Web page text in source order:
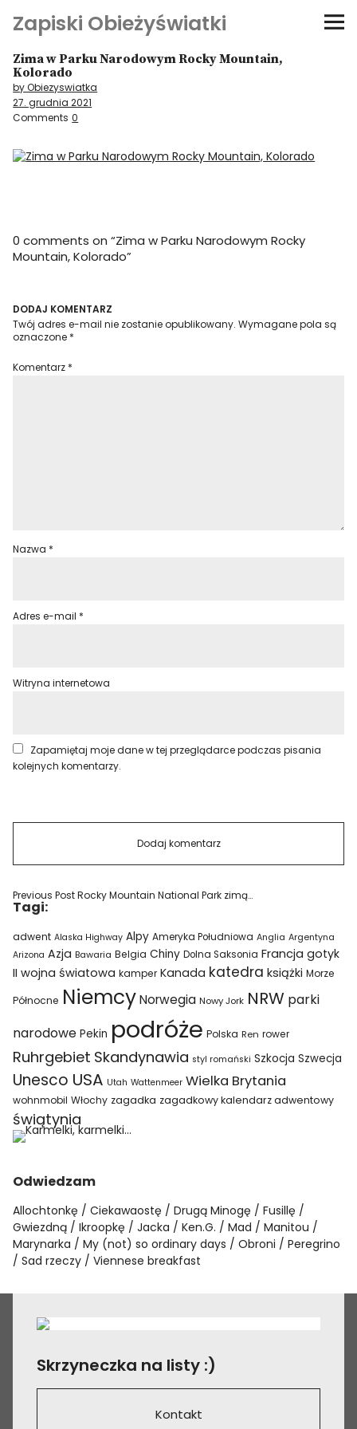
Zapiski Obieżyświatki
Podróże
Kultura i sztuka
Kątem oka
Niezwyczajne ściany
Zima w Parku Narodowym Rocky Mountain,
Kolorado
by Obiezyswiatka
27. grudnia 2021
Comments 0
0 comments on “Zima w Parku Narodowym Rocky
Mountain, Kolorado”
DODAJ KOMENTARZ
Twój adres e-mail nie zostanie opublikowany. Wymagane pola są
oznaczone *
Komentarz *
Nazwa *
Adres e-mail *
Witryna internetowa
Zapamiętaj moje dane w tej przeglądarce podczas pisania
kolejnych komentarzy.
Previous PostRocky Mountain National Park zimą…
Tagi:
adwent Alaska Highway Alpy Ameryka Południowa Anglia Argentyna
Arizona Azja Bawaria Belgia Chiny Dolna Saksonia Francja gotyk
II wojna światowa kamper Kanada katedra książki Morze
Północne Niemcy Norwegia Nowy Jork NRW parki
narodowe Pekin podróże Polska Ren rower
Ruhrgebiet Skandynawia styl romański Szkocja Szwecja
Unesco USA Utah Wattenmeer Wielka Brytania
wohnmobil Włochy zagadka zagadkowy kalendarz adwentowy
świątynia
Odwiedzam
Allochtonkę Ciekawaostę Drugą Minogę
Fusillę
Gwiezdną
Ikroopkę Jacka Ken.G. Mad
Manitou
Marynarka
My (not) so ordinary days Obroni
Peregrino
Sad rzeczy
Viennese breakfast
Skrzyneczka na listy :)
Kontakt